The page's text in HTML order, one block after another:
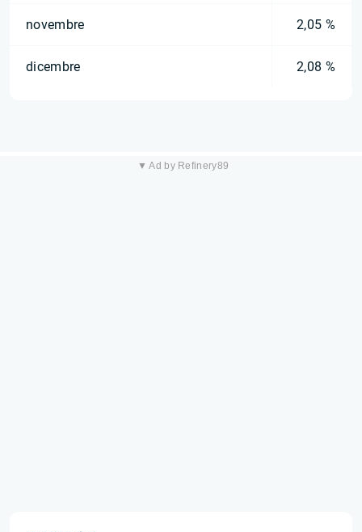
novembre 2,05 %
dicembre 2,08 %
▼ Ad by Refinery89